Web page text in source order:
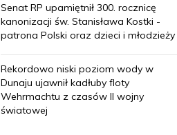
Senat RP upamiętnił 300. rocznicę
kanonizacji św. Stanisława Kostki -
patrona Polski oraz dzieci i młodzieży
Rekordowo niski poziom wody w
Dunaju ujawnił kadłuby floty
Wehrmachtu z czasów II wojny
światowej